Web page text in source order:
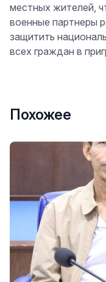
местных жителей,
военные партнеры
защитить
всех граждан в
Похожее